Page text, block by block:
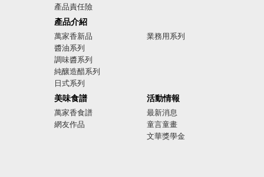
產品責任險
廣告影音
產品介紹
萬家香新品
醬油系列
調味醬系列
純釀造醋系列
日式系列
業務用系列
美味食譜
萬家香食譜
網友作品
活動情報
最新消息
童言童畫
文華獎學金